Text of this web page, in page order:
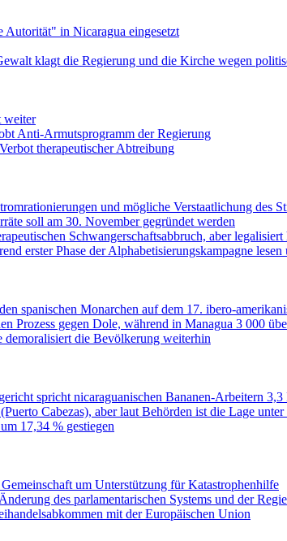
Autorität" in Nicaragua eingesetzt
klagt die Regierung und die Kirche wegen
weiter
Anti-Armutsprogramm der Regierung
therapeutischer Abtreibung
und mögliche Verstaatlichung des
soll am 30. November gegründet werden
Schwangerschaftsabbruch, aber
erster Phase der Alphabetisierungskampagne lesen
spanischen Monarchen auf dem 17. ibero-
Prozess gegen Dole, während in Managua 3 000
demoralisiert die Bevölkerung weiterhin
spricht nicaraguanischen Bananen-Arbeitern
Cabezas), aber laut Behörden ist die Lage
17,34 % gestiegen
um Unterstützung für Katastrophenhilfe
des parlamentarischen Systems und der
mit der Europäischen Union